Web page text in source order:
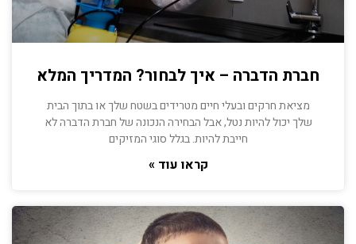
חברת הדברה – איך לבחור? המדריך המלא
מציאת חרקים ובעלי חיים מטרידים בשטח שלך או בתוך הבית
שלך יכול להיות נטל, אבל הבחירה הנכונה של חברת הדברה לא
חייבת להיות. בגלל סוגי המזיקים
קראו עוד »